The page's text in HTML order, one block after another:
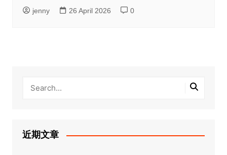
jenny 26 April 2026 0
近期文章